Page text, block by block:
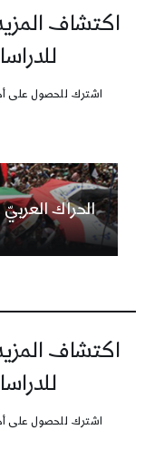
اكتشاف
اشترك للحصول على
الحراك
اكتشاف
اشترك للحصول على